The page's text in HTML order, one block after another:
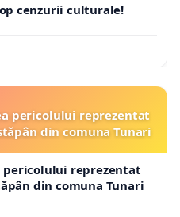
cenzurii culturale!
pericolului reprezentat
din comuna Tunari
reprezentat
din comuna Tunari